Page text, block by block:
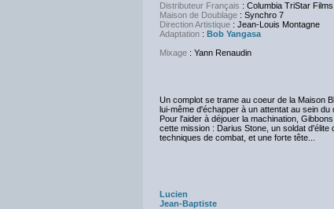
Distributeur Français : Columbia TriStar Films
Maison de Doublage : Synchro 7
Direction Artistique : Jean-Louis Montagne
Adaptation : Bob Yangasa
Mixage : Yann Renaudin
Un complot se trame au coeur de la Maison
lui-même d'échapper à un attentat au sein
Pour l'aider à déjouer la machination,
cette mission : Darius Stone, un soldat
techniques de combat, et une forte tête...
Lucien
Jean-Baptiste